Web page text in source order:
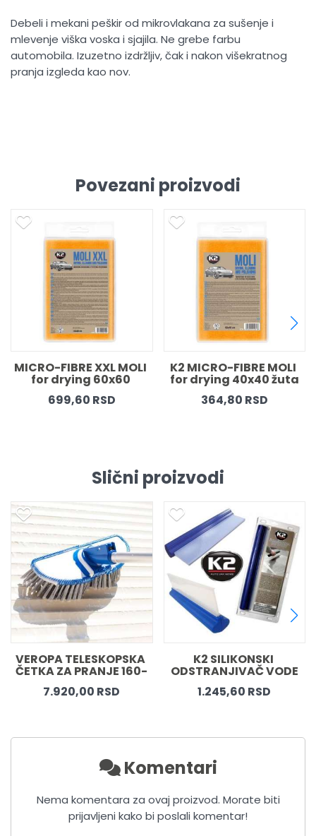
Debeli i mekani peškir od mikrovlakana za sušenje i
mlevenje viška voska i sjajila. Ne grebe farbu
automobila. Izuzetno izdržljiv, čak i nakon višekratnog
pranja izgleda kao nov.
Povezani proizvodi
K2 MICRO-FIBRE MOLI
for drying 40x40 žuta
364,80 RSD
K2 MICRO-FIBRE
for windows and
mirrors 40x40
416,40 RSD
Slični proizvodi
K2 SILIKONSKI
ODSTRANJIVAČ VODE
1.245,60 RSD
K2 TELESKOPSKA
ZA PRANJE
3.300,00 RSD
Komentari
Nema komentara za ovaj proizvod. Morate biti
prijavljeni kako bi poslali komentar!